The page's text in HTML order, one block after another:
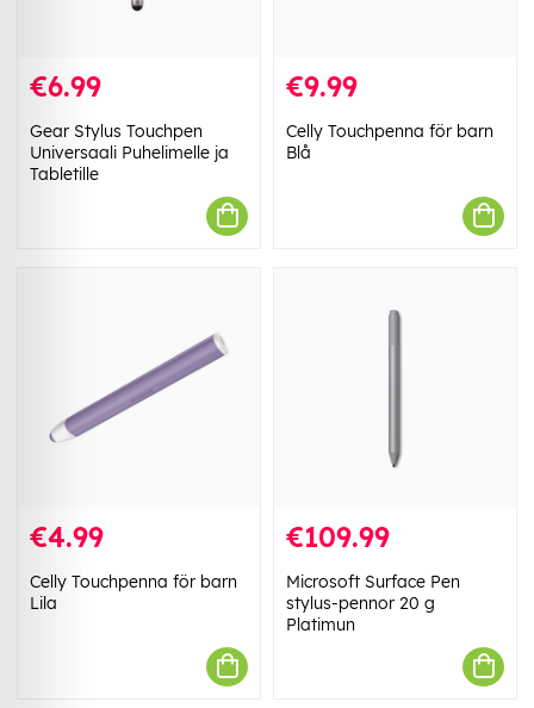
€6.99
Gear Stylus Touchpen
Universaali Puhelimelle ja
Tabletille
€9.99
Celly Touchpenna för barn
Blå
€4.99
Celly Touchpenna för barn
Lila
€109.99
Microsoft Surface Pen
stylus-pennor 20 g
Platimun